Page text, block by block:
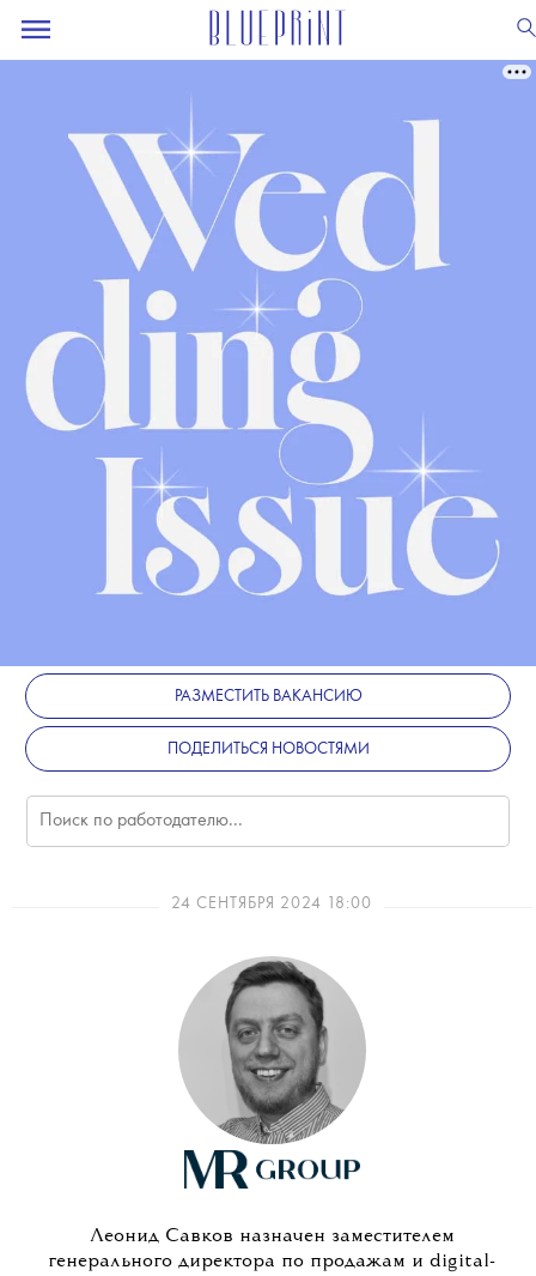
РАЗМЕСТИТЬ ВАКАНСИЮ
ПОДЕЛИТЬСЯ НОВОСТЯМИ
24 СЕНТЯБРЯ 2024 18:00
Леонид Савков назначен заместителем
генерального директора по продажам и digital-